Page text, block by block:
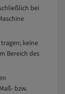
bei
keine
Bereich des
bzw.